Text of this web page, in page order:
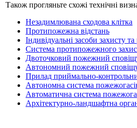
Також прогляньте схожі технічні
Незадимлювана сходова клітка
Протипожежна відстань
Індивідуальні засоби захисту
Система протипожежного
Двоточковий пожежний
Автономний пожежний
Прилад приймально-
Автономна система
Автоматична система
Архітектурно-ландшафтна